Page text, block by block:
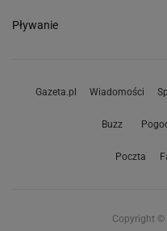
Pływanie
Gazeta.pl Wiadomości
Buzz
Poczta
Copyright ©